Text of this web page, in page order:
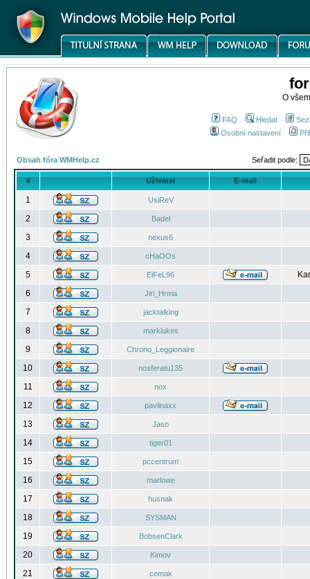
O
FAQ Hledat
Osobní nastavení
Obsah fóra WMHelp.cz Seřadit podle:
# Uživatel E-mail
1 UsiReV
2 Badel
3 nexus6
4 cHaOOs
5 EiFeL96
6
Jiri_Hrma
7 jacktalking
8 marklukes
9 Chrono_Leggionaire
10 nosferatu135
11 nox
12 pavlinaxx
13 Jaso
14 tiger01
15 pccentrum
16 marlowe
17 husnak
18 SYSMAN
19 BobsenClark
20 Kimov
21 cemak